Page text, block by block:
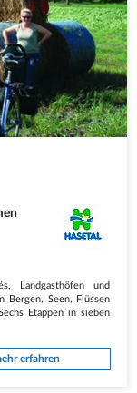
Landgasthöfen und
Bergen, Seen, Flüssen
Etappen in sieben
erfahren